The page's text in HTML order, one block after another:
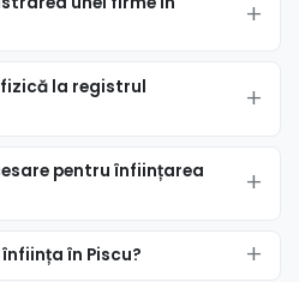
fizică la registrul
pentru înființarea
în Piscu?